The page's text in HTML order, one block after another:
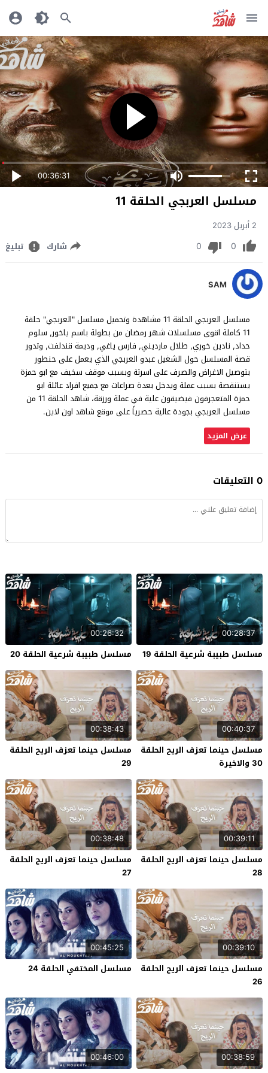
00:36:31
مسلسل العربجي الحلقة 11
2 أبريل 2023
0
0 شارك تبليغ
SAM
مسلسل العربجي الحلقة 11 مشاهدة وتحميل مسلسل "العربجي" حلقة
11 كاملة اقوى مسلسلات شهر رمضان من بطولة باسم ياخور, سلوم
حداد, نادين خوري, طلال مارديني, فارس ياغي, وديمة قندلفت, وتدور
قصة المسلسل حول الشغيل عبدو العربجي الذي يعمل على حنطور
بتوصيل الاغراض والصرف على اسرتة وبسبب موقف سخيف مع ابو حمزة
يستنقصة بسبب عملة ويدخل بعدة صراعات مع جميع افراد عائلة ابو
حمزة المتعجرفون فيضيقون علية في عملة ورزقة، شاهد الحلقة 11 من
مسلسل العربجي بجودة عالية حصرياً على موقع شاهد اون لاين.
عرض المزيد
0 التعليقات
00:28:37
مسلسل طبيبة شرعية الحلقة 19
00:26:32
مسلسل طبيبة شرعية الحلقة 20
00:40:37
مسلسل حينما تعزف الريح الحلقة
30 والاخيرة
00:38:43
مسلسل حينما تعزف الريح الحلقة
29
00:39:11
مسلسل حينما تعزف الريح الحلقة
28
00:38:48
مسلسل حينما تعزف الريح الحلقة
27
00:39:10
مسلسل حينما تعزف الريح الحلقة
26
00:45:25
مسلسل المختفي الحلقة 24
00:38:59
00:46:00